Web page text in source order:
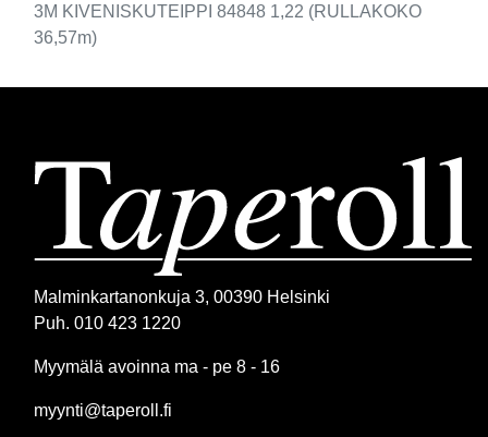
3M KIVENISKUTEIPPI 84848 1,22 (RULLAKOKO
36,57m)
Malminkartanonkuja 3, 00390 Helsinki
Puh. 010 423 1220
Myymälä avoinna ma - pe 8 - 16
myynti@taperoll.fi